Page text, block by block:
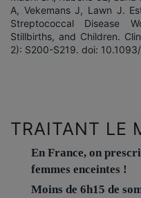
A, Vekemans J, Lawn J.
Streptococcal Disease
Stillbirths, and Children.
2): S200-S219. doi:
TRAITANT LE
En France, on
femmes enceintes !
Moins de 6h15 de